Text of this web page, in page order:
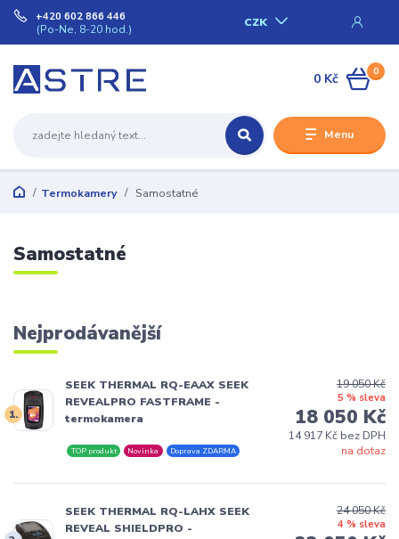
Menu
CZK
+420 602 866 446
(Po-Ne, 8-20 hod.)
0
0 Kč
Termokamery Samostatné
Samostatné
Nejprodávanější
1.
SEEK THERMAL RQ-EAAX SEEK
REVEALPRO FASTFRAME -
termokamera
na dotaz
TOP produkt Novinka Doprava ZDARMA
19 050 Kč
5 % sleva
18 050 Kč
14 917 Kč bez DPH
SEEK THERMAL RQ-LAHX SEEK
REVEAL SHIELDPRO -
24 050 Kč
4 % sleva